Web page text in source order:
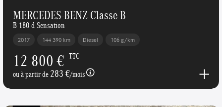
MERCEDES-BENZ Classe B
B 180 d Sensation
2017 144 390 km Diesel 106 g/km
12 800 € TTC
ou à partir de283 €/mois